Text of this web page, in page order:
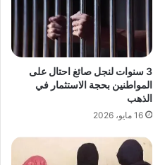
3 سنوات لنجل صائغ احتال على
المواطنين بحجة الاستثمار في
الذهب
16 مايو، 2026